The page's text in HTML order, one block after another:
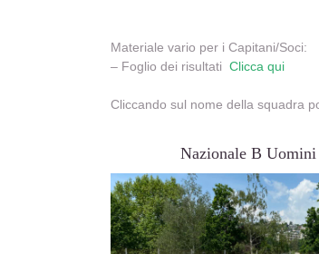
Materiale vario per i Capitani/Soci:
– Foglio dei risultati Clicca qui
Cliccando sul nome della squadra
Nazionale B